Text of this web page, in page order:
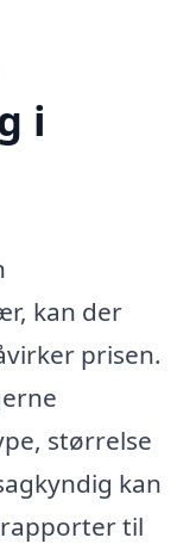
i
kan der
prisen.
størrelse
kan
til